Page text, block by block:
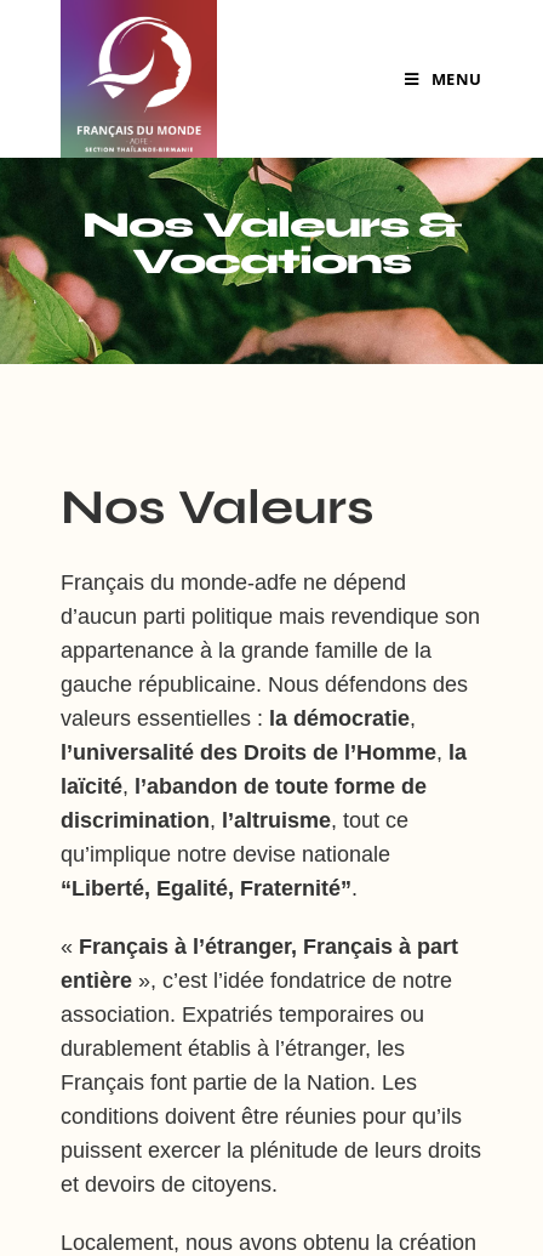
MENU
Nos Valeurs &
Vocations
Nos Valeurs
Français du monde-adfe ne dépend
d’aucun parti politique mais revendique son
appartenance à la grande famille de la
gauche républicaine. Nous défendons des
valeurs essentielles : la démocratie,
l’universalité des Droits de l’Homme, la
laïcité, l’abandon de toute forme de
discrimination, l’altruisme, tout ce
qu’implique notre devise nationale
“Liberté, Egalité, Fraternité”.
« Français à l’étranger, Français à part
entière », c’est l’idée fondatrice de notre
association. Expatriés temporaires ou
durablement établis à l’étranger, les
Français font partie de la Nation. Les
conditions doivent être réunies pour qu’ils
puissent exercer la plénitude de leurs droits
et devoirs de citoyens.
Localement, nous avons obtenu la création